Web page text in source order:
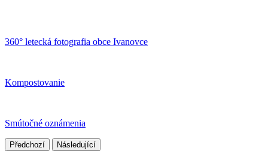
360° letecká fotografia obce Ivanovce
Kompostovanie
Smútočné oznámenia
Předchozí Následující